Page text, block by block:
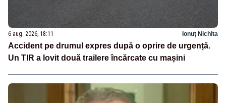
6 aug. 2026, 18:11 Ionuț Nichita
Accident pe drumul expres după o oprire de urgență.
Un TIR a lovit două trailere încărcate cu mașini